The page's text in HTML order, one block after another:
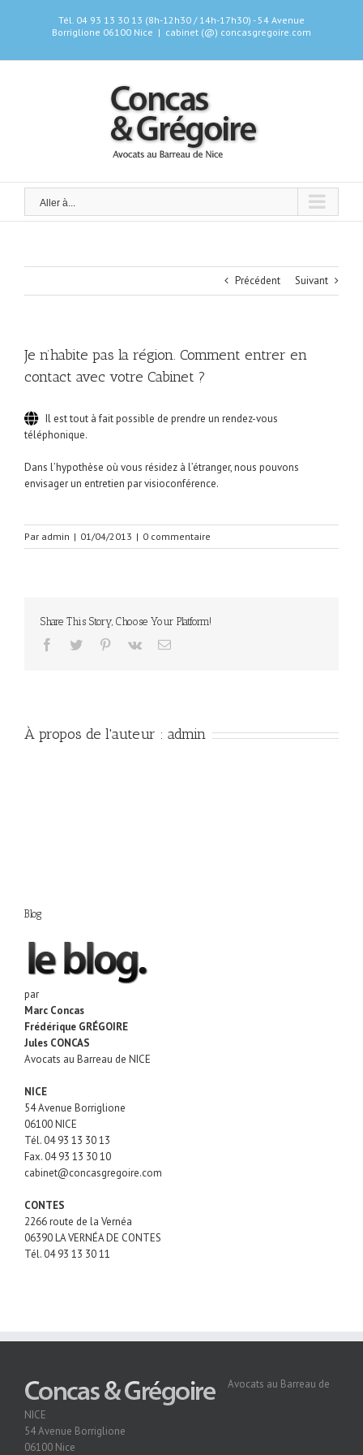
Tél. 04 93 13 30 13 (8h-12h30 / 14h-17h30) - 54 Avenue
Borriglione 06100 Nice | cabinet (@) concasgregoire.com
Aller à...
Précédent Suivant
Je n’habite pas la région. Comment entrer en
contact avec votre Cabinet ?
Il est tout à fait possible de prendre un rendez-vous
téléphonique.
Dans l’hypothèse où vous résidez à l’étranger, nous pouvons
envisager un entretien par visioconférence.
Par admin | 01/04/2013 | 0 commentaire
Share This Story, Choose Your Platform!
facebooktwitter pinterest
vk Email
À propos de l'auteur : admin
Blog
par
Marc Concas
Frédérique GRÉGOIRE
Jules CONCAS
Avocats au Barreau de NICE
NICE
54 Avenue Borriglione
06100 NICE
Tél. 04 93 13 30 13
Fax. 04 93 13 30 10
cabinet@concasgregoire.com
CONTES
2266 route de la Vernéa
06390 LA VERNÉA DE CONTES
Tél. 04 93 13 30 11
Avocats au Barreau de
NICE
54 Avenue Borriglione
06100 Nice